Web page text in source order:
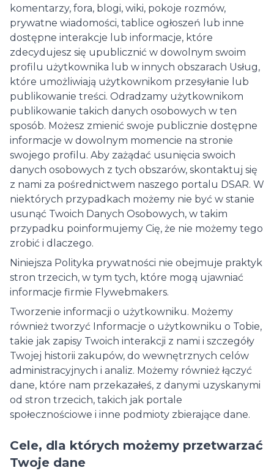
komentarzy, fora, blogi, wiki, pokoje rozmów,
prywatne wiadomości, tablice ogłoszeń lub inne
dostępne interakcje lub informacje, które
zdecydujesz się upublicznić w dowolnym swoim
profilu użytkownika lub w innych obszarach Usług,
które umożliwiają użytkownikom przesyłanie lub
publikowanie treści. Odradzamy użytkownikom
publikowanie takich danych osobowych w ten
sposób. Możesz zmienić swoje publicznie dostępne
informacje w dowolnym momencie na stronie
swojego profilu. Aby zażądać usunięcia swoich
danych osobowych z tych obszarów, skontaktuj się
z nami za pośrednictwem naszego portalu DSAR. W
niektórych przypadkach możemy nie być w stanie
usunąć Twoich Danych Osobowych, w takim
przypadku poinformujemy Cię, że nie możemy tego
zrobić i dlaczego.
Niniejsza Polityka prywatności nie obejmuje praktyk
stron trzecich, w tym tych, które mogą ujawniać
informacje firmie Flywebmakers.
Tworzenie informacji o użytkowniku. Możemy
również tworzyć Informacje o użytkowniku o Tobie,
takie jak zapisy Twoich interakcji z nami i szczegóły
Twojej historii zakupów, do wewnętrznych celów
administracyjnych i analiz. Możemy również łączyć
dane, które nam przekazałeś, z danymi uzyskanymi
od stron trzecich, takich jak portale
społecznościowe i inne podmioty zbierające dane.
Cele, dla których możemy przetwarzać
Twoje dane